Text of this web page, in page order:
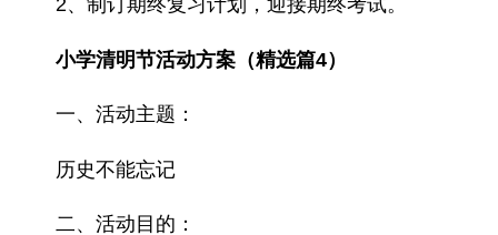
小学清明节活动方案（精选篇4）
一、活动主题：
历史不能忘记
二、活动目的：